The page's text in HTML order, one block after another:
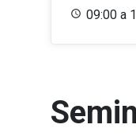
09:00 a